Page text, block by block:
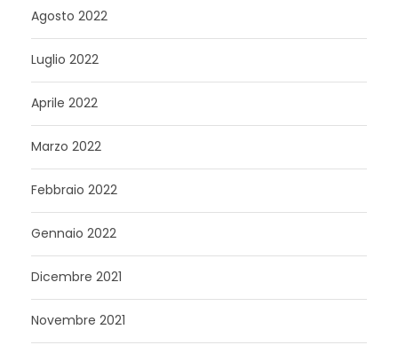
Agosto 2022
Luglio 2022
Aprile 2022
Marzo 2022
Febbraio 2022
Gennaio 2022
Dicembre 2021
Novembre 2021